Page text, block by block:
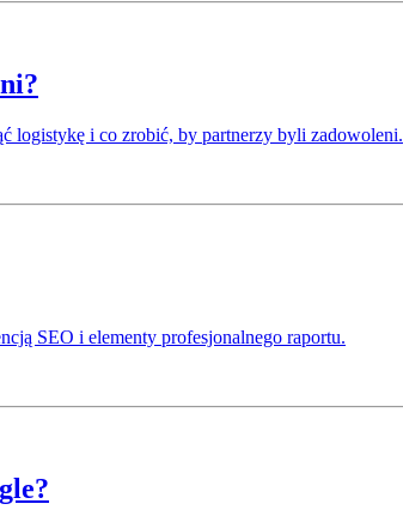
logistykę i co zrobić, by partnerzy byli zadowoleni.
SEO i elementy profesjonalnego raportu.